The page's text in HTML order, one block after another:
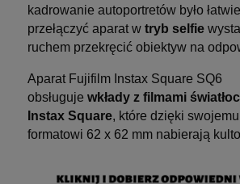
kadrowanie autoportretów było
przełączyć aparat w tryb selfie
ruchem przekręcić obiektyw na
Aparat Fujifilm Instax Square SQ6
obsługuje wkłady z filmami
Instax Square, które dzięki
formatowi 62 x 62 mm nabierają